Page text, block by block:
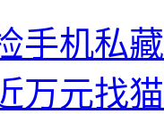
手机私
万元找